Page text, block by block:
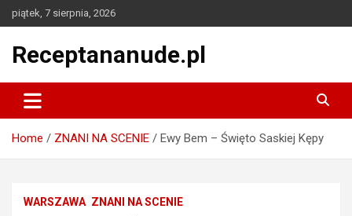
Skip
to
piątek, 7 sierpnia, 2026
Receptananude.pl
Home ZNANI NA SCENIE Ewy Bem – Święto Saskiej Kępy
WARSZAWA ZNANI NA SCENIE